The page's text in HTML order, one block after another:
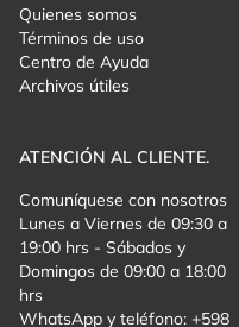
Quienes somos
Términos de uso
Centro de Ayuda
Archivos útiles
ATENCIÓN AL CLIENTE.
Comuníquese con nosotros
Lunes a Viernes de 09:30 a
19:00 hrs - Sábados y
Domingos de 09:00 a 18:00
hrs
WhatsApp y teléfono: +598